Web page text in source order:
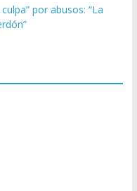
por abusos: “La